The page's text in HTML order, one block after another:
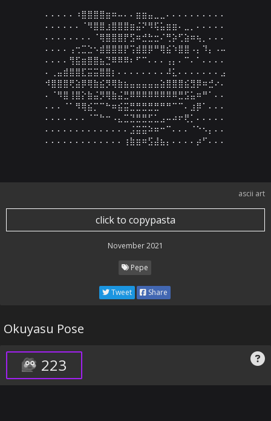
⠄⠄⠄⠄⠄⠰⣿⣿⣿⣿⣶⠶⠤⠄⠄⣶⣶⣤⣀⣀⠄⠄⠄⠄⠄⠄⠄⠄⠄⠄
⠄⠄⠄⠄⠄⠄⠈⠻⣿⣿⣰⣿⣿⣿⣶⣬⠝⠻⢯⣥⣶⣶⠄⣀⡀⠄⠄⠄⠄⠄
⠄⠄⠄⠄⠄⠄⠄⠄⠈⢿⣿⣿⣿⡟⣫⠶⣚⣓⣒⠌⢛⡵⢋⣵⠶⢦⡀⠄⠄⠄
⠄⠄⠄⠄⢠⢒⣉⣑⠢⣾⣿⣿⣿⡟⢩⣾⣿⡿⠛⢿⣮⠱⣿⣿⠠⡄⠹⡄⠠⠤
⠄⠄⠄⠄⢻⣯⣶⣿⣿⣦⣙⠿⠿⠿⠆⠋⠉⠄⠄⠄⢠⡄⠄⠉⠄⠁⠄⠄⠄⠄
⠄⢀⣤⣾⣿⣿⣏⣭⣭⣿⣿⡆⠄⠄⠄⠄⠄⠄⠄⠄⠼⣅⠄⠄⠄⠄⠄⠄⠄⣠
⠺⣿⣿⣿⢟⣵⡿⢿⣷⣮⡻⢿⣷⣦⣤⣤⣤⣤⣤⣵⣿⣿⣿⣮⣻⡿⠶⣚⠔⠄
⠄⠈⠻⣿⢸⣿⡕⣷⣬⡻⢿⣷⣬⣛⠿⠿⠿⠿⠿⠿⠿⠿⣛⣫⣥⠶⠛⠁⠄⠄
⠄⠄⠄⠈⠁⠻⢿⣮⡉⠉⠓⠶⣮⣭⣛⣛⣛⣛⣛⠛⠛⠉⠉⠄⣰⡿⠁⠄⠄⠄
⠄⠄⠄⠄⠄⠄⠄⠈⠉⠓⠒⠠⣄⣉⣙⣛⣛⣋⣁⣠⠤⠴⠖⢟⡁⠄⠄⠄⠄⠄
⠄⠄⠄⠄⠄⠄⠄⠄⠄⠄⠄⠄⠄⠄⣨⣭⣭⠵⠶⠒⠉⠄⠄⠄⠈⠑⠢⡄⠄⠄
⠄⠄⠄⠄⠄⠄⠄⠄⠄⠄⠄⠄⠄⢰⣷⣶⠶⣫⣼⣦⡄⠄⠄⠄⠄⡴⠋⠄⠄⠄
ascii art
click to copypasta
November 2021
Pepe
Tweet Share
Okuyasu Pose
223